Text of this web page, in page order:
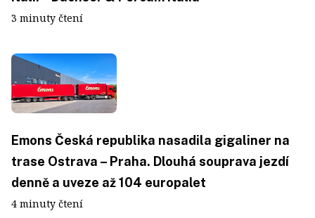
3 minuty čtení
Emons Česká republika nasadila gigaliner na
trase Ostrava – Praha. Dlouhá souprava jezdí
denně a uveze až 104 europalet
4 minuty čtení